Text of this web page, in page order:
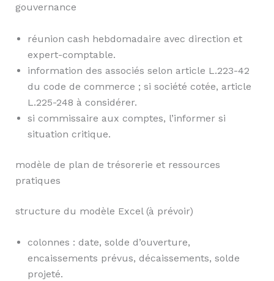
gouvernance
réunion cash hebdomadaire avec direction et
expert-comptable.
information des associés selon article L.223-42
du code de commerce ; si société cotée, article
L.225-248 à considérer.
si commissaire aux comptes, l’informer si
situation critique.
modèle de plan de trésorerie et ressources
pratiques
structure du modèle Excel (à prévoir)
colonnes : date, solde d’ouverture,
encaissements prévus, décaissements, solde
projeté.